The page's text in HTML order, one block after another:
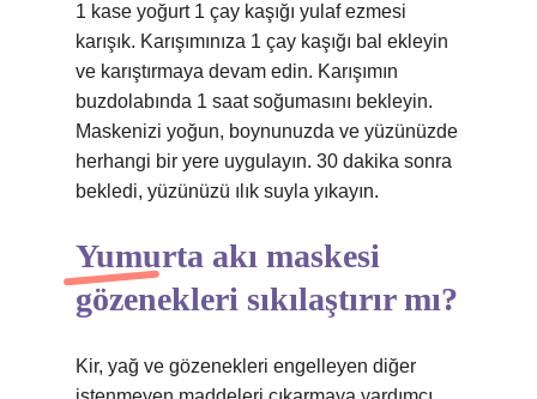
1 kase yoğurt 1 çay kaşığı yulaf ezmesi
karışık. Karışımınıza 1 çay kaşığı bal ekleyin
ve karıştırmaya devam edin. Karışımın
buzdolabında 1 saat soğumasını bekleyin.
Maskenizi yoğun, boynunuzda ve yüzünüzde
herhangi bir yere uygulayın. 30 dakika sonra
bekledi, yüzünüzü ılık suyla yıkayın.
Yumurta akı maskesi
gözenekleri sıkılaştırır mı?
Kir, yağ ve gözenekleri engelleyen diğer